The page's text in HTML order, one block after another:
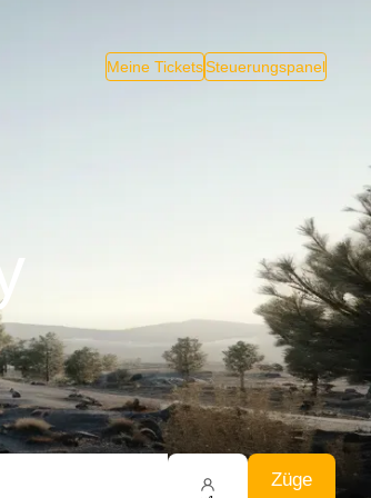
Meine TicketsSteuerungspanel
Züge